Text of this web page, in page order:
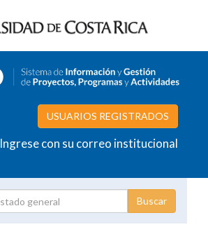
USUARIOS REGISTRADOS
Ingrese con su correo institucional